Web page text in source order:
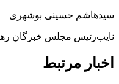
سیدهاشم حسینی بوشهری
نایب‌رئیس مجلس خبرگان
اخبار مرتبط